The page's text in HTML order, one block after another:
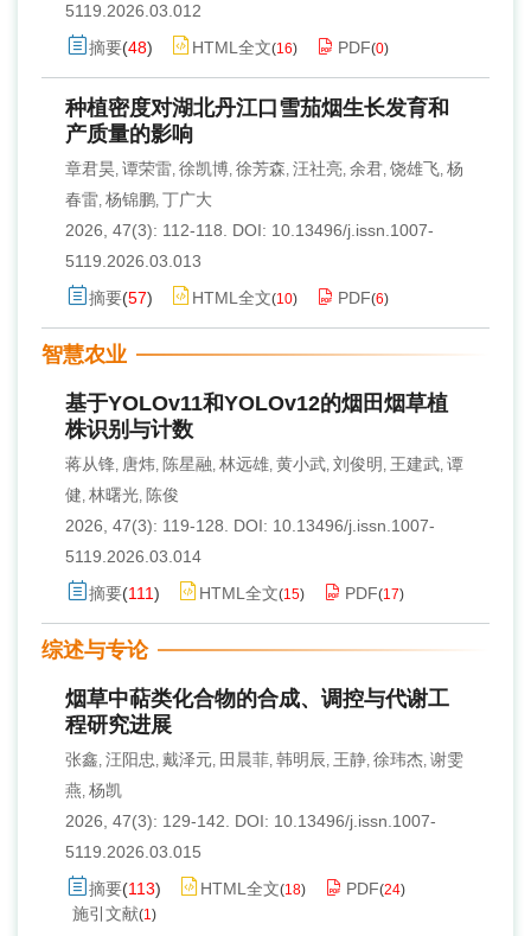
5119.2026.03.012
摘要(48) HTML全文(16) PDF(0)
种植密度对湖北丹江口雪茄烟生长发育和
产质量的影响
章君昊, 谭荣雷, 徐凯博, 徐芳森, 汪社亮, 余君, 饶雄飞, 杨
春雷, 杨锦鹏, 丁广大
2026, 47(3): 112-118.
DOI: 10.13496/j.issn.1007-
5119.2026.03.013
摘要(57) HTML全文(10) PDF(6)
智慧农业
基于YOLOv11和YOLOv12的烟田烟草植
株识别与计数
蒋从锋, 唐炜, 陈星融, 林远雄, 黄小武, 刘俊明 , 王建武, 谭
健, 林曙光, 陈俊
2026, 47(3): 119-128.
DOI: 10.13496/j.issn.1007-
5119.2026.03.014
摘要(111) HTML全文(15) PDF(17)
综述与专论
烟草中萜类化合物的合成、调控与代谢工
程研究进展
张鑫, 汪阳忠 , 戴泽元, 田晨菲, 韩明辰, 王静, 徐玮杰, 谢雯
燕, 杨凯
2026, 47(3): 129-142.
DOI: 10.13496/j.issn.1007-
5119.2026.03.015
摘要(113) HTML全文(18) PDF(24)
施引文献(1)